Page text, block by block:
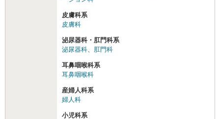
皮膚科系
皮膚科
泌尿器科・肛門科系
泌尿器科
肛門科
耳鼻咽喉科系
耳鼻咽喉科
産婦人科系
婦人科
小児科系